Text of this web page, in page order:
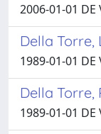
2006-01-01 DE
Della Torre,
1989-01-01 DE
Della Torre,
1989-01-01 DE